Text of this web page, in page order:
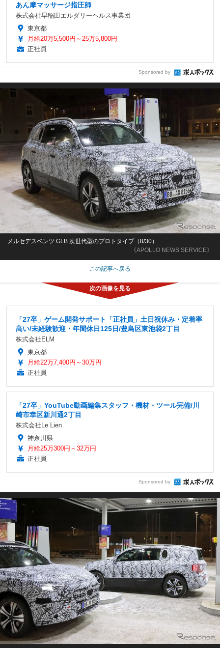
あん摩マッサージ指圧師
株式会社早稲田エルダリーヘルス事業団
東京都
月給20万5,500円～25万5,800円
正社員
Sponsored by
《APOLLO NEWS SERVICE》
メルセデスベンツ GLB 次世代型のプロトタイプ（8/30）
この記事へ戻る
「27卒」ゲーム開発サポート「正社員」土日祝休み・定着率
高い/未経験歓迎・年間休日125日/豊島区東池袋2丁目
株式会社ELM
東京都
月給22万7,400円～30万円
正社員
「27卒」YouTube動画編集スタッフ・機材・ツール完備/川
崎市幸区新川通2丁目
株式会社Le Lien
神奈川県
月給25万300円～32万円
正社員
Sponsored by